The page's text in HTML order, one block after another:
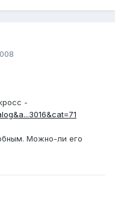
-
Можно-ли его